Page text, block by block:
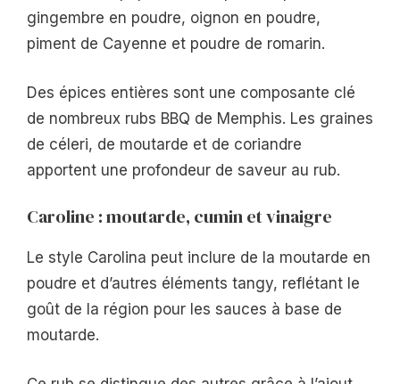
gingembre en poudre, oignon en poudre,
piment de Cayenne et poudre de romarin.
Des épices entières sont une composante clé
de nombreux rubs BBQ de Memphis. Les graines
de céleri, de moutarde et de coriandre
apportent une profondeur de saveur au rub.
Caroline : moutarde, cumin et vinaigre
Le style Carolina peut inclure de la moutarde en
poudre et d’autres éléments tangy, reflétant le
goût de la région pour les sauces à base de
moutarde.